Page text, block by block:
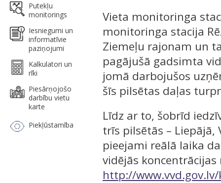
Putekļu
monitorings
Iesniegumi un
informatīvie
paziņojumi
Kalkulatori un
rīki
Piesārņojošo
darbību vietu
karte
Piekļūstamība
Vieta monitoringa
monitoringa stacija
Ziemeļu rajonam un
pagājušā gadsimta
jomā darbojušos
šīs pilsētas daļas
Līdz ar to, šobrīd
trīs pilsētās – Liepājā,
pieejami reālā laika
vidējās
http://